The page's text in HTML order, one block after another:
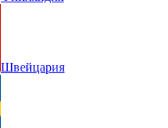
Швейцария